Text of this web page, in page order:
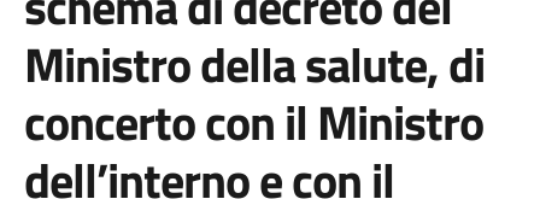
Ministro della salute, di
concerto con il Ministro
dell’interno e con il